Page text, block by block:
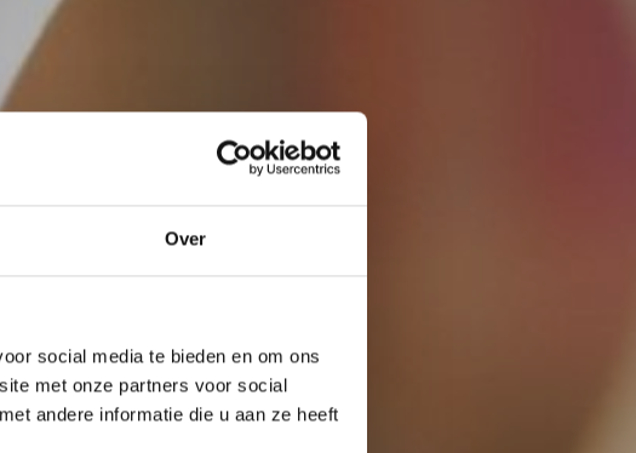
Over
social media te bieden en om ons
met onze partners voor social
andere informatie die u aan ze heeft